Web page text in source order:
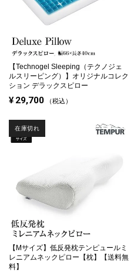
【Technogel Sleeping（テクノジェ
ルスリーピング）】オリジナルコレク
ション デラックスピロー
¥ 29,700 税込
【Mサイズ】 低反発枕テンピュールミ
レニアムネックピロー【枕】【送料無
料】
在庫切れ